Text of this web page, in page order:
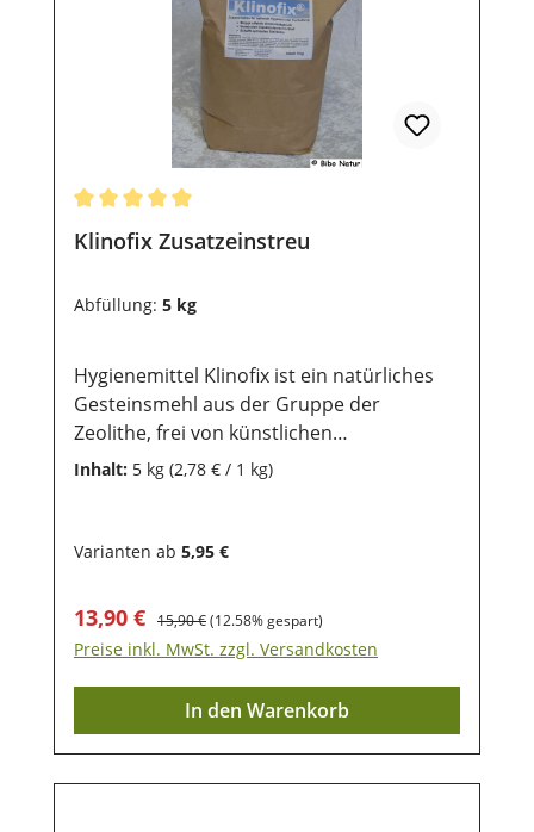
Durchschnittliche Bewertung von 5 von 5 Sternen
Klinofix Zusatzeinstreu
Abfüllung: 5 kg
Hygienemittel Klinofix ist ein natürliches
Gesteinsmehl aus der Gruppe der
Zeolithe, frei von künstlichen
Zusatzstoffen. Als sehr feines Pulver kann
alle Tierarten, die in Ställen oder Käfigen
natürliche Weise den Ammoniakgehalt,
wodurch eine hygienische Umgebung
geschaffen wird. Es findet Anwendung
sowohl bei Haustieren als auch bei
Nutztieren in Stallanlagen. Typische
Tierarten, bei denen Klinofix einen
Inhalt: 5 kg (2,78 € / 1 kg)
Varianten ab 5,95 €
Verkaufspreis:
13,90 € Regulärer Preis:
15,90 €(12.58% gespart)
Preise inkl. MwSt. zzgl. Versandkosten
In den Warenkorb